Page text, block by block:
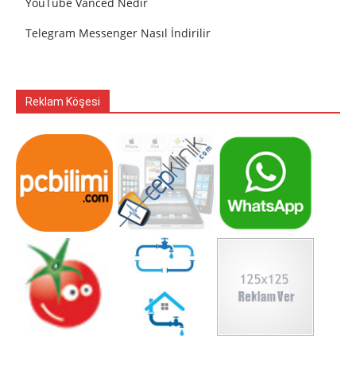
YouTube Vanced Nedir
Telegram Messenger Nasıl İndirilir
Reklam Köşesi